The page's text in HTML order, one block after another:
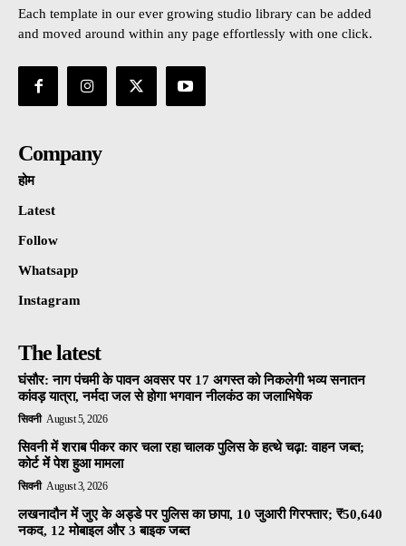
Each template in our ever growing studio library can be added
and moved around within any page effortlessly with one click.
Company
होम
Latest
Follow
Whatsapp
Instagram
The latest
घंसौर: नाग पंचमी के पावन अवसर पर 17 अगस्त को निकलेगी भव्य सनातन
कांवड़ यात्रा, नर्मदा जल से होगा भगवान नीलकंठ का जलाभिषेक
सिवनी August 5, 2026
सिवनी में शराब पीकर कार चला रहा चालक पुलिस के हत्थे चढ़ा: वाहन जब्त;
कोर्ट में पेश हुआ मामला
सिवनी August 3, 2026
लखनादौन में जुए के अड्डे पर पुलिस का छापा, 10 जुआरी गिरफ्तार; ₹50,640
नकद, 12 मोबाइल और 3 बाइक जब्त